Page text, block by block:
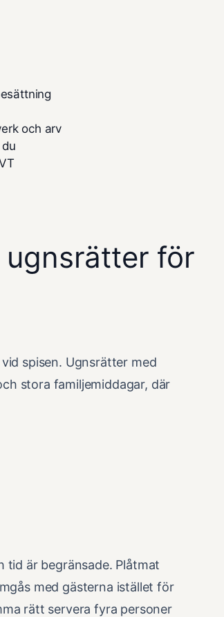
och arv
ugnsrätter för
spisen. Ugnsrätter med
stora familjemiddagar, där
tid är begränsade. Plåtmat
med gästerna istället för
rätt servera fyra personer